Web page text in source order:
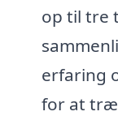
op til tre
erfaring
for at